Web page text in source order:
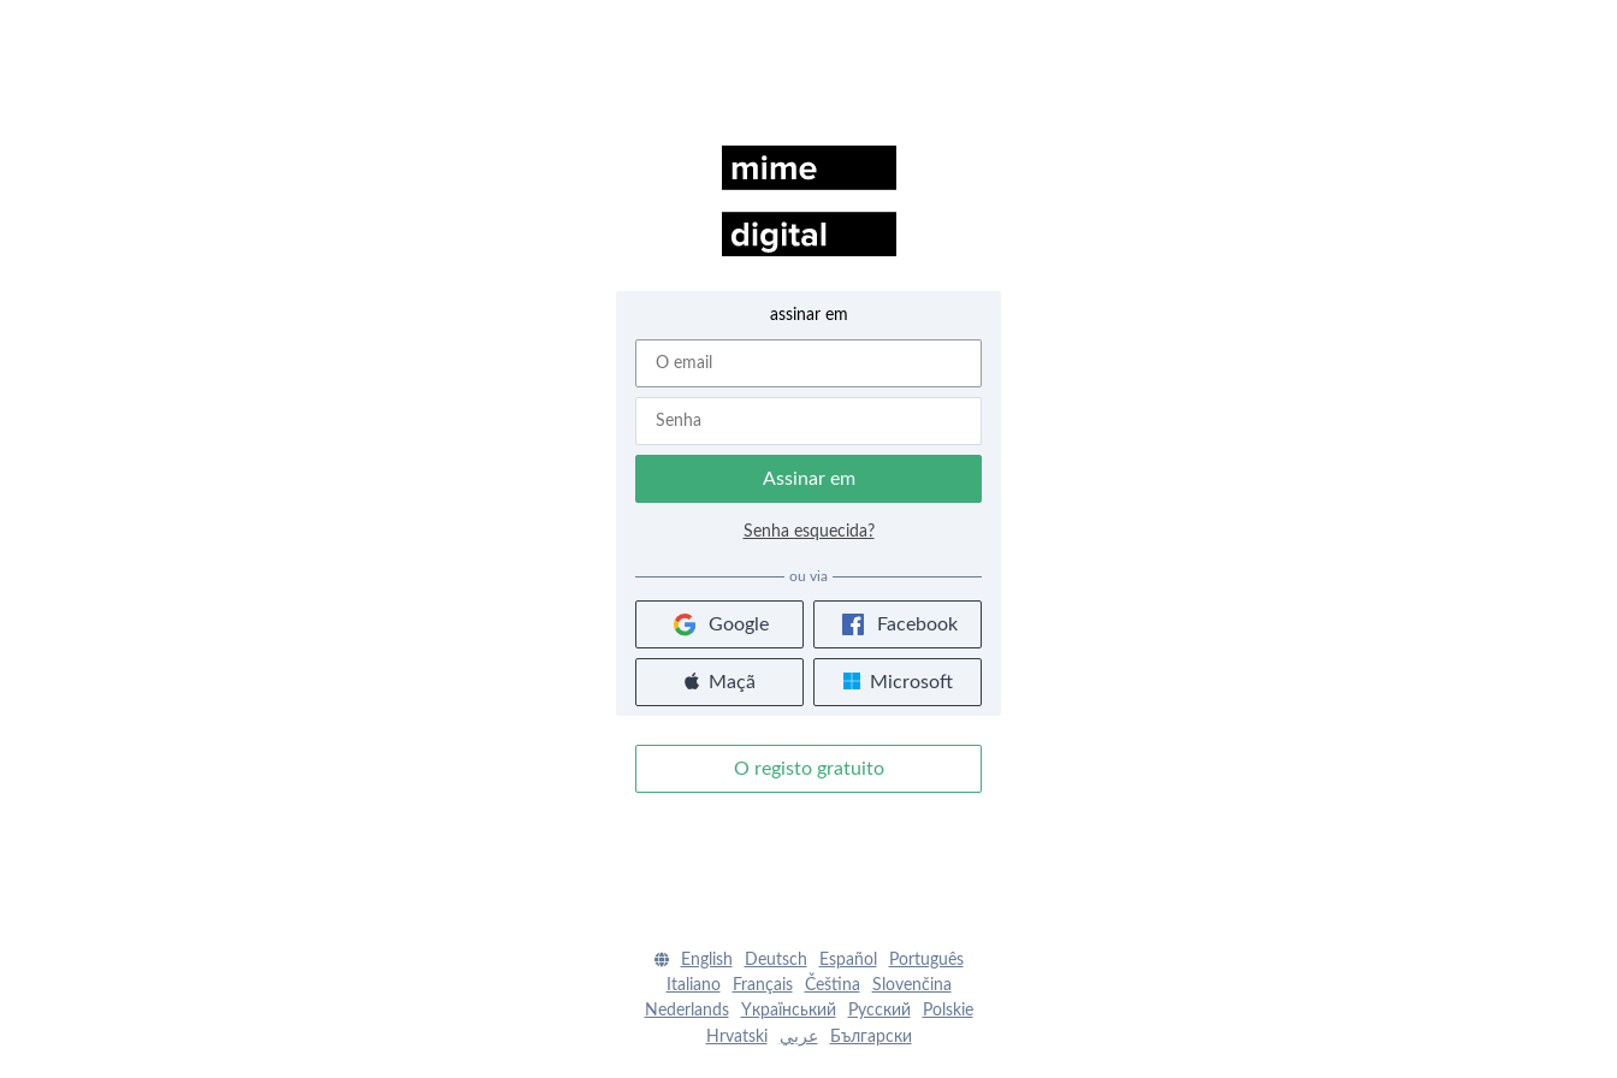
assinar em
assinar em
Senha esquecida?
ou via
Google Facebook
Maçã Microsoft
O registo gratuito
English Deutsch Español
Português
Italiano
Français Čeština
Slovenčina
Nederlands
Yкраїнський Pусский
Polskie
Hrvatski
عربي Български